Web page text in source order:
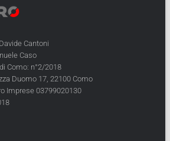
Cantoni
Caso
Como: n°2/2018
Duomo 17, 22100 Como
Imprese 03799020130